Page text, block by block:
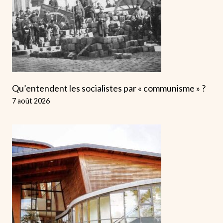
Qu’entendent les socialistes par « communisme » ?
7 août 2026